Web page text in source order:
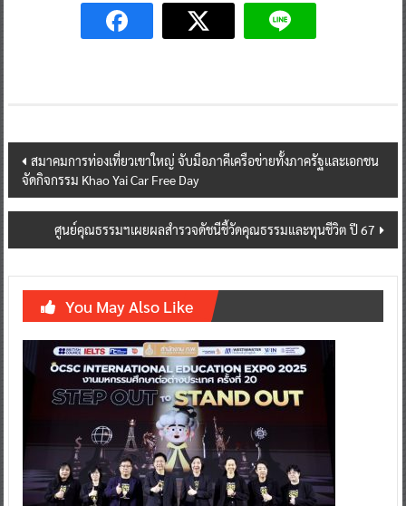
Post
navigation
สมาคมการท่องเที่ยวเขาใหญ่ จับมือภาคีเครือข่ายทั้งภาครัฐและเอกชน
จัดกิจกรรม Khao Yai Car Free Day
ศูนย์คุณธรรมฯเผยผลสำรวจดัชนีชี้วัดคุณธรรมและทุนชีวิต ปี 67
You May Also Like